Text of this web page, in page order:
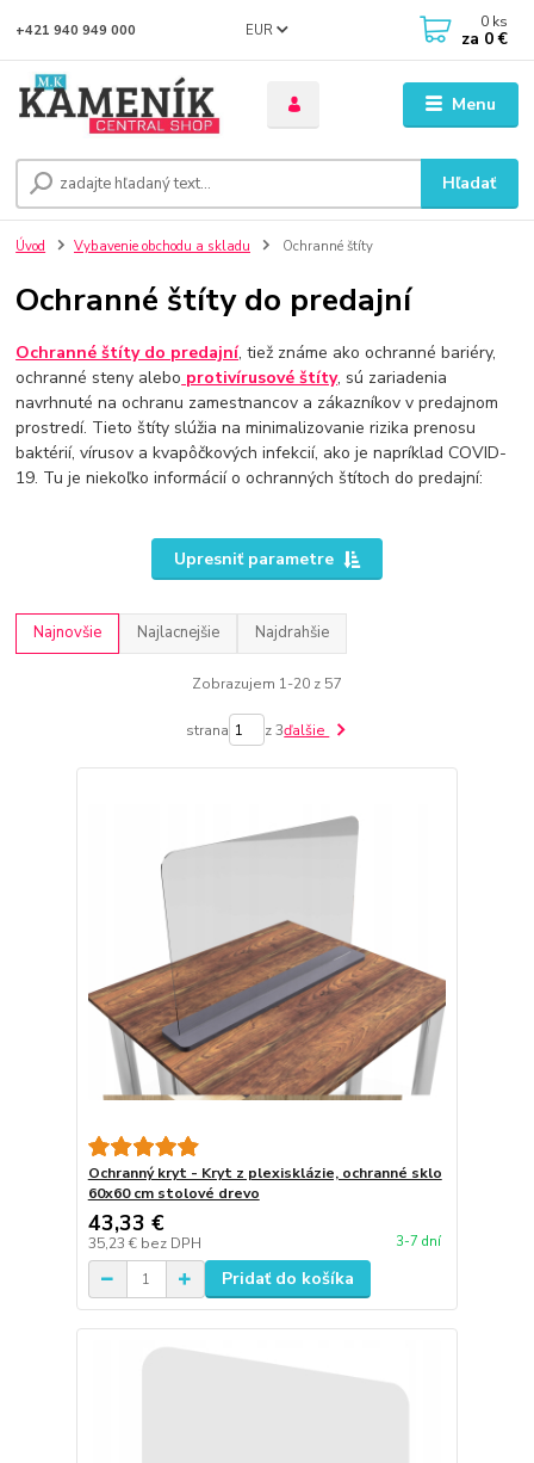
Menu
EUR
Hľadať
+421 940 949 000 0 ks
za 0 €
Úvod Vybavenie obchodu a skladu Ochranné štíty
Ochranné štíty do predajní
Ochranné štíty do predajní, tiež známe ako ochranné bariéry,
ochranné steny alebo protivírusové štíty, sú zariadenia
navrhnuté na ochranu zamestnancov a zákazníkov v predajnom
prostredí. Tieto štíty slúžia na minimalizovanie rizika prenosu
baktérií, vírusov a kvapôčkových infekcií, ako je napríklad COVID-
19. Tu je niekoľko informácií o ochranných štítoch do predajní:
Upresniť parametre
Najnovšie Najlacnejšie Najdrahšie
Zobrazujem 1-20 z 57
strana z 3ďalšie
Ochranný kryt - Kryt z plexisklázie, ochranné sklo
60x60 cm stolové drevo
43,33 €
35,23 € bez DPH 3-7 dní
Pridať do košíka